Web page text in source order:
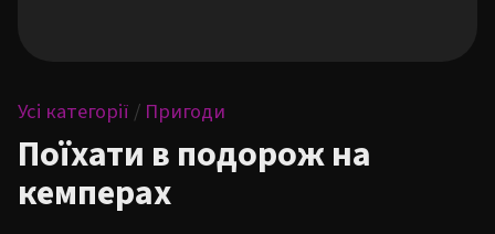
Усі категорії / Пригоди
Поїхати в подорож на
кемперах